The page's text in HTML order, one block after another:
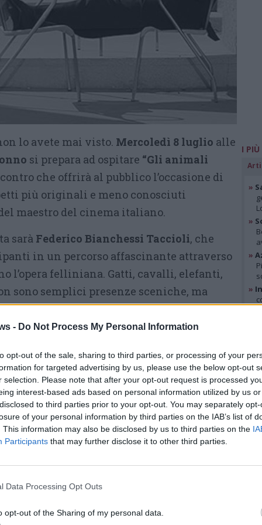
- Do Not Process My Personal Information
opt-out of the sale, sharing to third parties, or processing of your
for targeted advertising by us, please use the below opt-out
selection. Please note that after your opt-out request is processed
interest-based ads based on personal information utilized by us
to third parties prior to your opt-out. You may separately
of your personal information by third parties on the IAB’s list of
This information may also be disclosed by us to third parties on the
Participants that may further disclose it to other third parties.
Data Processing Opt Outs
opt-out of the Sharing of my personal data.
lo avete mai visto. Mercoledì 8 luglio alle
si prepara ad ospitare “Gli animali
che offrirà al pubblico l’occasione di
più originali e meno conosciuti
maestro del cinema italiano.
sarà Federico Bianchessi Taccioli, che
in un percorso affascinante attraverso
l’opera felliniana. Gatti, cavalli, elefanti,
sono semplici presenze sceniche, ma
di significato, figure capaci di evocare
oniriche.
della storia del cinema, ma anche
e disegnatore, Fellini ha costruito un
ancora oggi a parlare al nostro
propone una lettura originale della
trasformando il suo universo creativo in
attraverso cui riscoprire il significato
PRENOTA QUI IL TUO
POSTO ALLA SERATA
I
»
»
»
»